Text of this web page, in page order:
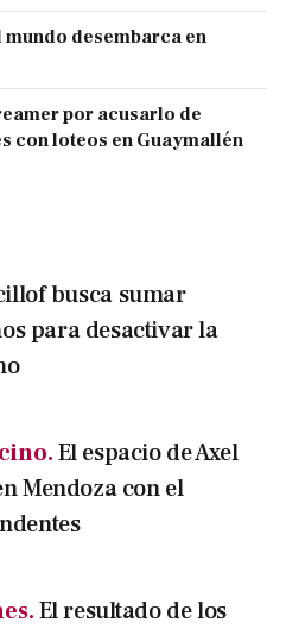
desembarca en
por acusarlo de
con loteos en Guaymallén
busca sumar
para desactivar la
El espacio de Axel
Mendoza con el
El resultado de los